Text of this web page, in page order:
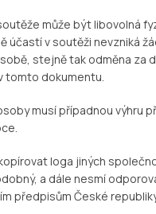
může být libovolná
účastí v soutěži nevzniká
stejně tak odměna za
tomto dokumentu.
musí případnou výhru
loga jiných
a dále nesmí
předpisům České